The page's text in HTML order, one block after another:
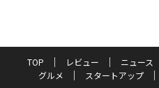
TOP レビュー ニュース
グルメ
スタートアップ